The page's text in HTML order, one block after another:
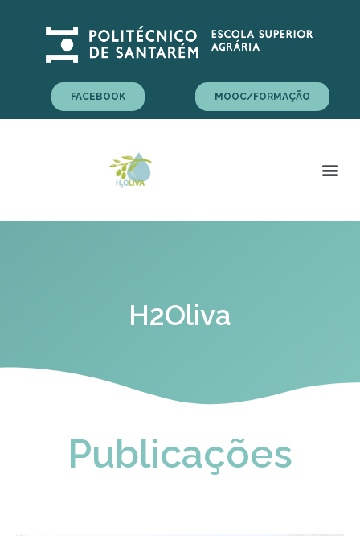
FACEBOOK MOOC/FORMAÇÃO
H2Oliva
Publicações